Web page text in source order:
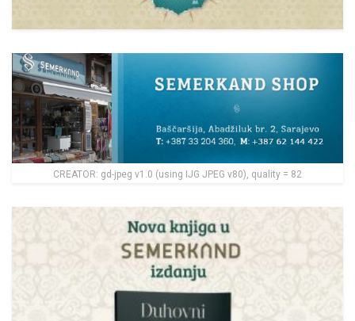
CREATOR: gd-jpeg v1.0 (using IJG JPEG v80), quality = 82